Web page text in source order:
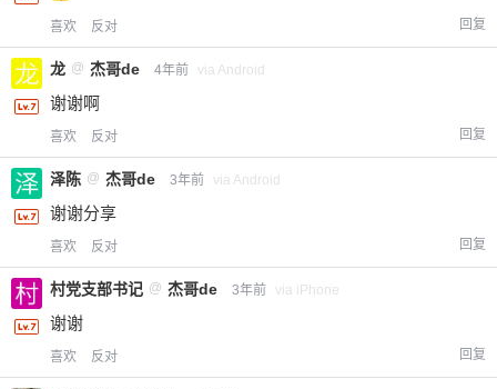
喜欢 反对 回复
龙 @ 杰哥de 4年前 via Android
谢谢啊
喜欢 反对 回复
泽陈 @ 杰哥de 3年前 via Android
谢谢分享
喜欢 反对 回复
村党支部书记 @ 杰哥de 3年前 via iPhone
谢谢
喜欢 反对 回复